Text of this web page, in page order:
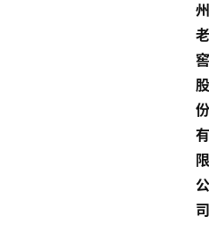
州
老
窖
股
份
有
限
公
司